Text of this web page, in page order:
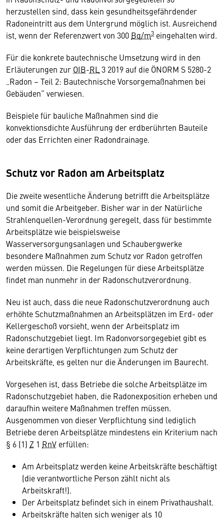
herzustellen sind, dass kein gesundheitsgefährdender
Radoneintritt aus dem Untergrund möglich ist. Ausreichend
ist, wenn der Referenzwert von 300 Bq/m3 eingehalten wird.
Für die konkrete bautechnische Umsetzung wird in den
Erläuterungen zur OIB-RL 3 2019 auf die ÖNORM S 5280-2
„Radon – Teil 2: Bautechnische Vorsorgemaßnahmen bei
Gebäuden“ verwiesen.
Beispiele für bauliche Maßnahmen sind die
konvektionsdichte Ausführung der erdberührten Bauteile
oder das Errichten einer Radondrainage.
Schutz vor Radon am Arbeitsplatz
Die zweite wesentliche Änderung betrifft die Arbeitsplätze
und somit die Arbeitgeber. Bisher war in der Natürliche
Strahlenquellen-Verordnung geregelt, dass für bestimmte
Arbeitsplätze wie beispielsweise
Wasserversorgungsanlagen und Schaubergwerke
besondere Maßnahmen zum Schutz vor Radon getroffen
werden müssen. Die Regelungen für diese Arbeitsplätze
findet man nunmehr in der Radonschutzverordnung.
Neu ist auch, dass die neue Radonschutzverordnung auch
erhöhte Schutzmaßnahmen an Arbeitsplätzen im Erd- oder
Kellergeschoß vorsieht, wenn der Arbeitsplatz im
Radonschutzgebiet liegt. Im Radonvorsorgegebiet gibt es
keine derartigen Verpflichtungen zum Schutz der
Arbeitskräfte, es gelten nur die Änderungen im Baurecht.
Vorgesehen ist, dass Betriebe die solche Arbeitsplätze im
Radonschutzgebiet haben, die Radonexposition erheben und
daraufhin weitere Maßnahmen treffen müssen.
Ausgenommen von dieser Verpflichtung sind lediglich
Betriebe deren Arbeitsplätze mindestens ein Kriterium nach
§ 6 (1) Z 1 RnV erfüllen:
Am Arbeitsplatz werden keine Arbeitskräfte beschäftigt
(die verantwortliche Person zählt nicht als
Arbeitskraft!).
Der Arbeitsplatz befindet sich in einem Privathaushalt.
Arbeitskräfte halten sich weniger als 10